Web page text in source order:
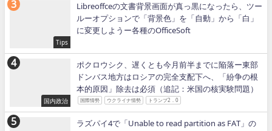
Tips
Libreoffceの文書背景画面が真っ黒になったら、ツー
ルーオプションで「背景色」を「自動」から「白」
に変更しようー各種のOfficeSoft
国内政治
ポクロウシク、遅くとも今月前半までに陥落ー東部
ドンバス地方はロシアの完全支配下へ、「紛争の根
本的原因」除去は必須（追記：米国の核実験問題）
国際情勢 ウクライナ情勢 トランプ2．0
ラズパイ4で「Unable to read partition as FAT」の